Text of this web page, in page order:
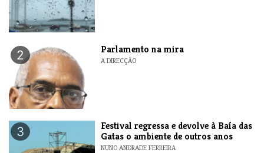
2 Parlamento na mira
A DIRECÇÃO
3
Festival regressa e devolve à Baía das
Gatas o ambiente de outros anos
NUNO ANDRADE FERREIRA